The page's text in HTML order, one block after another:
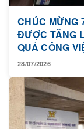
CHÚC MỪNG
ĐƯỢC TĂNG
QUẢ CÔNG
28/07/2026